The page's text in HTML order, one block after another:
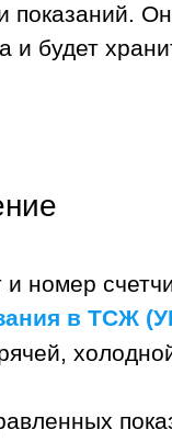
показаний.
и будет
номер
в ТСЖ